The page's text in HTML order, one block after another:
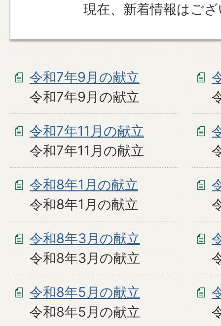
現在、新着情報はご
令和7年9月の献立
令和7年9月の献立
令和7年11月の献立
令和7年11月の献立
令和8年1月の献立
令和8年1月の献立
令和8年3月の献立
令和8年3月の献立
令和8年5月の献立
令和8年5月の献立